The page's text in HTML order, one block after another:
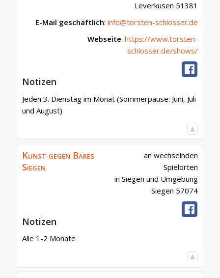
Leverkusen 51381
E-Mail geschäftlich: info@torsten-schlosser.de
Webseite: https://www.torsten-
schlosser.de/shows/
Notizen
Jeden 3. Dienstag im Monat (Sommerpause: Juni, Juli
und August)
Kunst gegen Bares
Siegen
an wechselnden
Spielorten
in Siegen und Umgebung
Siegen 57074
Notizen
Alle 1-2 Monate